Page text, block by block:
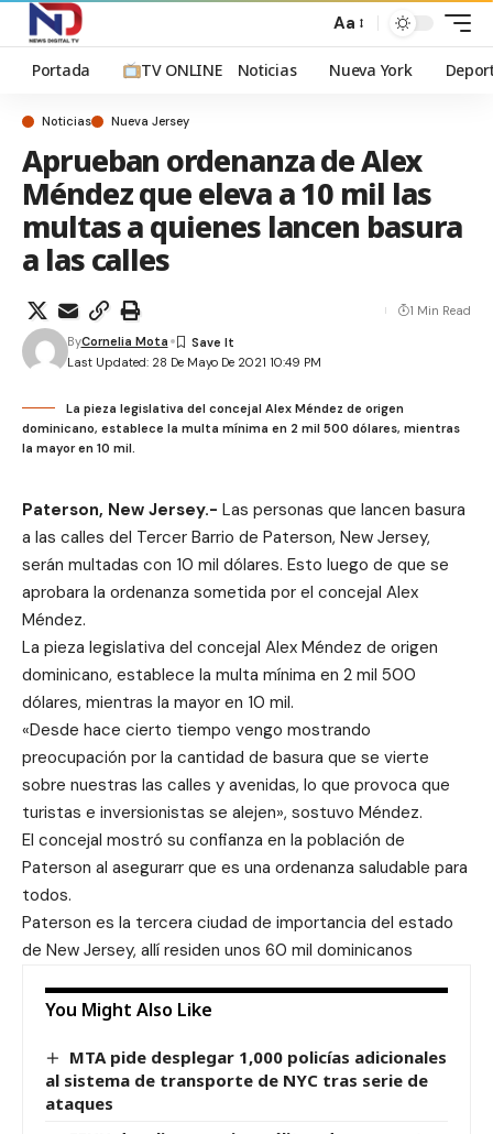
Aa
Portada TV ONLINE Noticias Nueva York
Noticias Nueva Jersey
Aprueban ordenanza de Alex
Méndez que eleva a 10 mil las
multas a quienes lancen basura
a las calles
Last Updated: 28 De Mayo De 2021 10:49 PM
ByCornelia Mota
1 Min Read
La pieza legislativa del concejal Alex Méndez de origen
dominicano, establece la multa mínima en 2 mil 500 dólares, mientras
la mayor en 10 mil.
Paterson, New Jersey.- Las personas que lancen basura
a las calles del Tercer Barrio de Paterson, New Jersey,
serán multadas con 10 mil dólares. Esto luego de que se
aprobara la ordenanza sometida por el concejal Alex
Méndez.
La pieza legislativa del concejal Alex Méndez de origen
dominicano, establece la multa mínima en 2 mil 500
dólares, mientras la mayor en 10 mil.
«Desde hace cierto tiempo vengo mostrando
preocupación por la cantidad de basura que se vierte
sobre nuestras las calles y avenidas, lo que provoca que
turistas e inversionistas se alejen», sostuvo Méndez.
El concejal mostró su confianza en la población de
Paterson al asegurarr que es una ordenanza saludable para
todos.
Paterson es la tercera ciudad de importancia del estado
de New Jersey, allí residen unos 60 mil dominicanos
You Might Also Like
MTA pide desplegar 1,000 policías adicionales
al sistema de transporte de NYC tras serie de
ataques